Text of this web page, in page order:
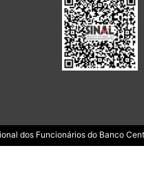
dos Funcionários do Banco